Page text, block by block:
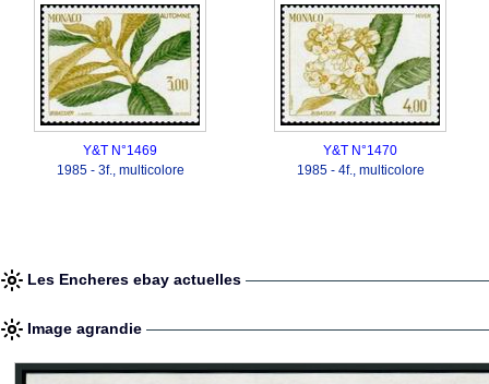
Y&T N°1469
1985 - 3f., multicolore
Y&T N°1470
1985 - 4f., multicolore
Les Encheres ebay actuelles
Image agrandie